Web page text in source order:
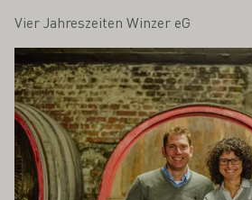
Vier Jahreszeiten Winzer eG
Mehr erfahren